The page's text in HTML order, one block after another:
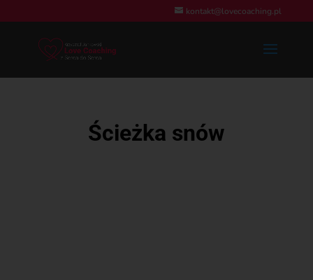
kontakt@lovecoaching.pl
Ścieżka snów